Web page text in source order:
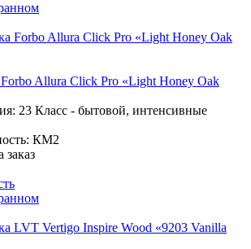
Allura Click Pro «Light Honey Oak
23 Класс - бытовой, интенсивные
КМ2
заказ